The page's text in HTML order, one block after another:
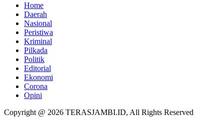
Home
Daerah
Nasional
Peristiwa
Kriminal
Pilkada
Politik
Editorial
Ekonomi
Corona
Opini
Copyright @ 2026 TERASJAMBI.ID, All Rights Reserved